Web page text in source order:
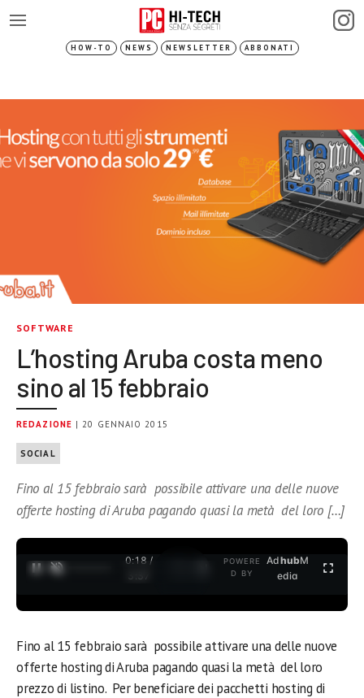
HOW-TO NEWS NEWSLETTER ABBONATI
SOFTWARE
L’hosting Aruba costa meno
sino al 15 febbraio
REDAZIONE | 20 GENNAIO 2015
SOCIAL
Fino al 15 febbraio sarà possibile attivare una delle nuove
offerte hosting di Aruba pagando quasi la metà del loro […]
0:18 /
3:37
POWERE
D BY
AdhubM
edia
Fino al 15 febbraio sarà possibile attivare una delle nuove
offerte hosting di Aruba pagando quasi la metà del loro
prezzo di listino. Per beneficiare dei pacchetti hosting di